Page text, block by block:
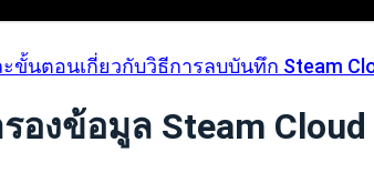
ขั้นตอนเกี่ยวกับวิธีการลบบันทึก Steam
องข้อมูล Steam Cloud